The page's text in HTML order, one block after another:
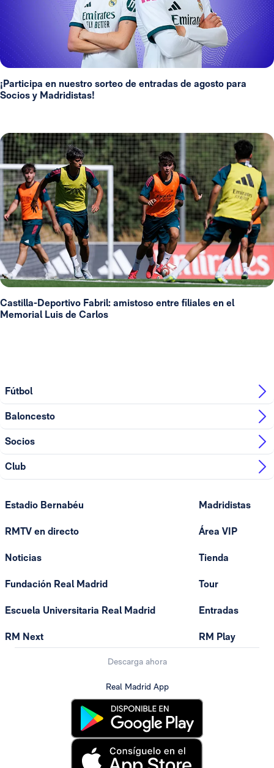
¡Participa en nuestro sorteo de entradas de agosto para
Socios y Madridistas!
Castilla-Deportivo Fabril: amistoso entre filiales en el
Memorial Luis de Carlos
Fútbol
Baloncesto
Socios
Club
Estadio Bernabéu
RMTV en directo
Noticias
Fundación Real Madrid
Escuela Universitaria Real Madrid
RM Next
Madridistas
Área VIP
Tienda
Tour
Entradas
RM Play
Descarga ahora
Real Madrid App